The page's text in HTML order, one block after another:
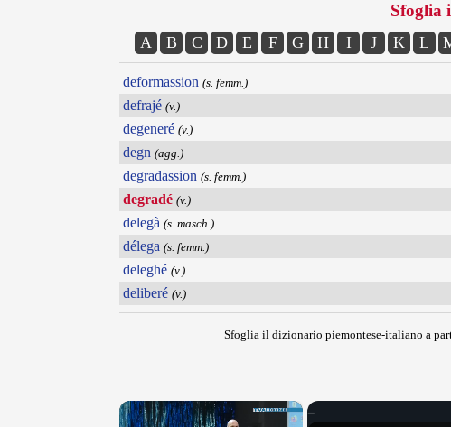
Sfoglia
A B C D E F G H I J K L
deformassion (s. femm.)
defrajé (v.)
degeneré (v.)
degn (agg.)
degradassion (s. femm.)
degradé (v.)
delegà (s. masch.)
délega (s. femm.)
deleghé (v.)
deliberé (v.)
Sfoglia il dizionario piemontese-italiano a
×